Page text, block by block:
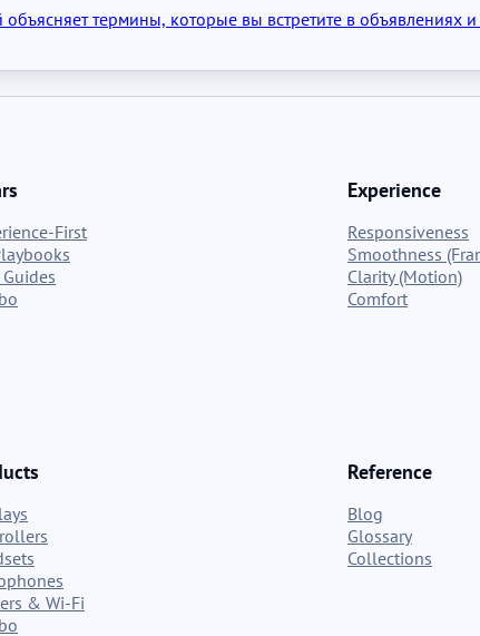
термины, которые вы встретите в объявлениях
First
Guides
Experience
Responsiveness
Smoothness
Clarity (Motion)
Comfort
& Wi-Fi
Reference
Blog
Glossary
Collections